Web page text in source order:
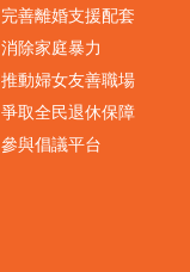
完善離婚支援配套
消除家庭暴力
推動婦女友善職場
爭取全民退休保障
參與倡議平台